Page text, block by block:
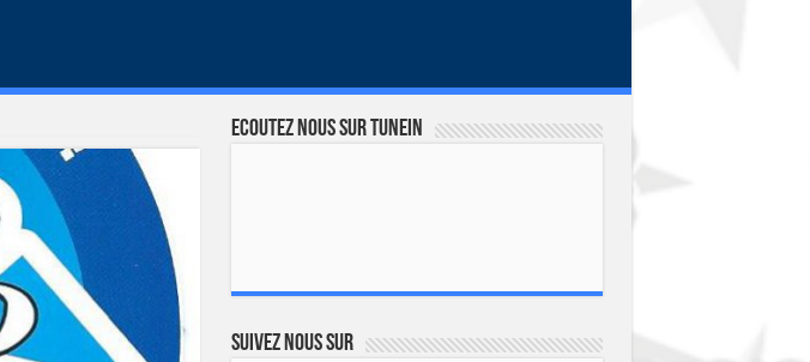
Ecoutez nous sur TuneIn
Suivez nous sur